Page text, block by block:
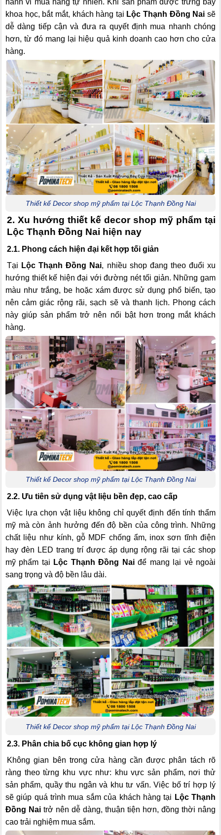
hành vi mua hàng tự nhiên. Khi sản phẩm được trưng bày
khoa học, bắt mắt, khách hàng tại Lộc Thạnh Đồng Nai sẽ
dễ dàng tiếp cận và đưa ra quyết định mua nhanh chóng
hơn, từ đó mang lại hiệu quả kinh doanh cao hơn cho cửa
hàng.
Thiết kế Decor shop mỹ phẩm tại Lộc Thạnh Đồng Nai
2. Xu hướng thiết kế decor shop mỹ phẩm tại
Lộc Thạnh Đồng Nai hiện nay
2.1. Phong cách hiện đại kết hợp tối giản
Tại Lộc Thạnh Đồng Nai, nhiều shop đang theo đuổi xu
hướng thiết kế hiện đại với đường nét tối giản. Những gam
màu như trắng, be hoặc xám được sử dụng phổ biến, tạo
nên cảm giác rộng rãi, sạch sẽ và thanh lịch. Phong cách
này giúp sản phẩm trở nên nổi bật hơn trong mắt khách
hàng.
Thiết kế Decor shop mỹ phẩm tại Lộc Thạnh Đồng Nai
2.2. Ưu tiên sử dụng vật liệu bền đẹp, cao cấp
Việc lựa chọn vật liệu không chỉ quyết định đến tính thẩm
mỹ mà còn ảnh hưởng đến độ bền của công trình. Những
chất liệu như kính, gỗ MDF chống ẩm, inox sơn tĩnh điện
hay đèn LED trang trí được áp dụng rộng rãi tại các shop
mỹ phẩm tại Lộc Thạnh Đồng Naiđể mang lại vẻ ngoài
sang trọng và độ bền lâu dài.
Thiết kế Decor shop mỹ phẩm tại Lộc Thạnh Đồng Nai
2.3. Phân chia bố cục không gian hợp lý
Không gian bên trong cửa hàng cần được phân tách rõ
ràng theo từng khu vực như: khu vực sản phẩm, nơi thử
sản phẩm, quầy thu ngân và khu tư vấn. Việc bố trí hợp lý
sẽ giúp quá trình mua sắm của khách hàng tại Lộc Thạnh
Đồng Nai trở nên dễ dàng, thuận tiện hơn, đồng thời nâng
cao trải nghiệm mua sắm.